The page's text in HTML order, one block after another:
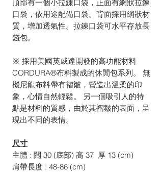
頂部有一個小拉鍊口袋，正面有網狀拉鍊
口袋，依用途配備口袋。背面採用網狀材
質，增加透氣性。拉鍊口袋可水平存放長
錢包。
※ 採用美國英威達開發的高功能材料
CORDURA®布料製成的休閒包系列。 無
機尼龍布料帶有褶皺，營造出溫柔的印
象，心情自然輕鬆。 另一個吸引人的特
點是材料的質感，由於其褶皺的表面，呈
現出不同的表情。
尺寸
主體 : 闊 30 (底部) 高 37 厚 13 (cm)
肩帶長度 : 48-86 (cm)